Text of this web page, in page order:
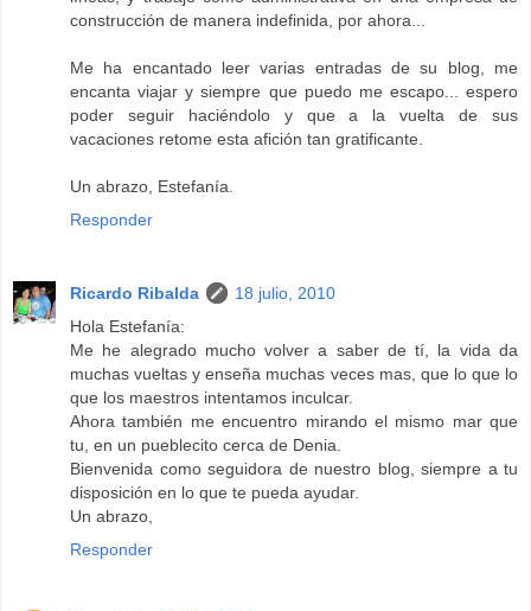
construcción de manera indefinida, por ahora...
Me ha encantado leer varias entradas de su blog, me
encanta viajar y siempre que puedo me escapo... espero
poder seguir haciéndolo y que a la vuelta de sus
vacaciones retome esta afición tan gratificante.
Un abrazo, Estefanía.
Responder
Ricardo Ribalda
18 julio, 2010
Hola Estefanía:
Me he alegrado mucho volver a saber de tí, la vida da
muchas vueltas y enseña muchas veces mas, que lo que lo
que los maestros intentamos inculcar.
Ahora también me encuentro mirando el mismo mar que
tu, en un pueblecito cerca de Denia.
Bienvenida como seguidora de nuestro blog, siempre a tu
disposición en lo que te pueda ayudar.
Un abrazo,
Responder